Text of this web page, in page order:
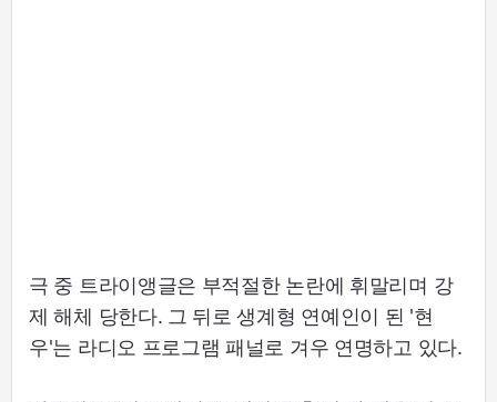
극 중 트라이앵글은 부적절한 논란에 휘말리며 강
제 해체 당한다. 그 뒤로 생계형 연예인이 된 '현
우'는 라디오 프로그램 패널로 겨우 연명하고 있다.